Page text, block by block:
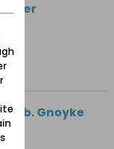
der
geb. Gnoyke